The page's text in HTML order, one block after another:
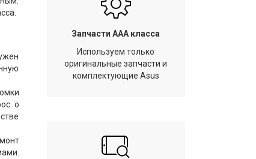
о
Запчасти AAA класса
Используем только
оригинальные запчасти и
комплектующие Asus